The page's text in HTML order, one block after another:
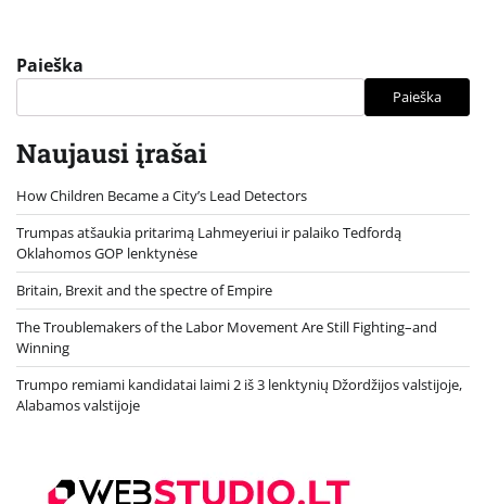
Paieška
Paieška
Naujausi įrašai
How Children Became a City’s Lead Detectors
Trumpas atšaukia pritarimą Lahmeyeriui ir palaiko Tedfordą
Oklahomos GOP lenktynėse
Britain, Brexit and the spectre of Empire
The Troublemakers of the Labor Movement Are Still Fighting–and
Winning
Trumpo remiami kandidatai laimi 2 iš 3 lenktynių Džordžijos valstijoje,
Alabamos valstijoje